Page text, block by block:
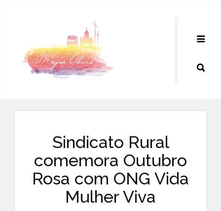
Sindicato Rural
comemora Outubro
Rosa com ONG Vida
Mulher Viva